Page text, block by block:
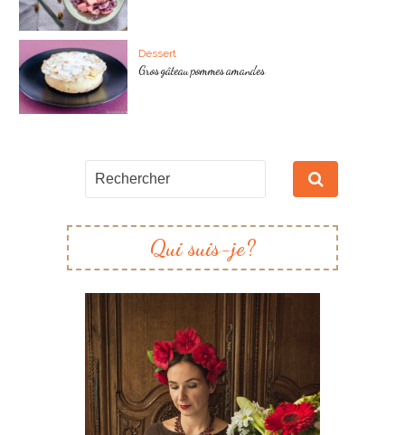
Dessert
Gros gâteau pommes amandes
Qui suis-je?